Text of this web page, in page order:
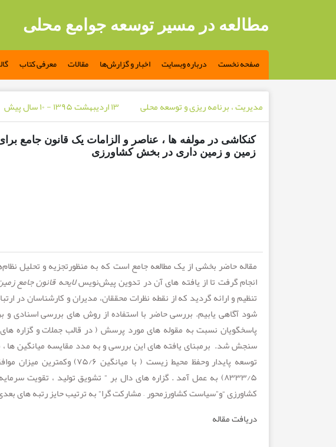
مطالعه در مسیر توسعه جوامع محلی
صفحه نخست درباره وبسایت اخبار و گزارش‌ها مقالات معرفی کتاب
مدیریت ، برنامه ریزی و توسعه محلی ۱۳ اردیبهشت ۱۳۹۵ - ۱۰ سال پیش
کنکاشی در مولفه ها ، عناصر و الزامات یک قانون جامع
زمین و زمین داری در بخش کشاورزی
مقاله حاضر بخشی از یک مطالعه جامع است که به منظورتجزیه و تحلیل
انجام گرفت تا از یافته های آن در تدوین پیش‌نویسلایحه قانون جامع
تنظیم و ارائه گردید که از نقطه نظرات محققان، مدیران و کارشناسان در
شود آگاهی یابیم. بررسی حاضر با استفاده از روش های بررسی
پاسخگویان نسبت به مقوله های مورد پرسش ( در قالب جملات و گزاره
سنجش شد. برمبنای یافته های این بررسی و به مدد مقایسه میانگین ها ،
توسعه پایدار وحفظ محیط زیست (
۸۳۳۳/۵) به عمل آمد . گزاره های دال بر ” تشویق تولید ، تقویت
کشاورزی “و”سیاست کشاورزمحور – مشارکت گرا” به ترتیب حایز رتبه های
دریافت مقاله